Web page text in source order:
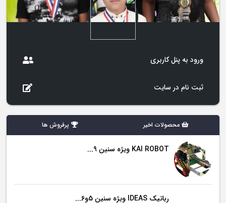
ورود به پنل کاربری
ثبت نام در سایت
محصولات اخیر پرفروش ها
KAI ROBOT ویژه سنین 9...
رباتیک IDEAS ویژه سنین 5و6...